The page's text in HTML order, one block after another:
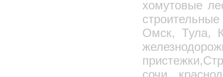
хомутовые
Омск, Тула,
сочи,